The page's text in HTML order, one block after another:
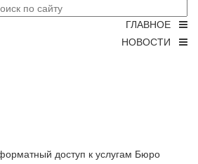
ГЛАВНОЕ
НОВОСТИ